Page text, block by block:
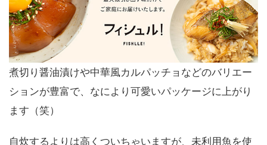
煮切り醤油漬けや中華風カルパッチョなどのバリエー
ションが豊富で、なにより可愛いパッケージに上がり
ます（笑）
自炊するよりは高くついちゃいますが、未利用魚を使